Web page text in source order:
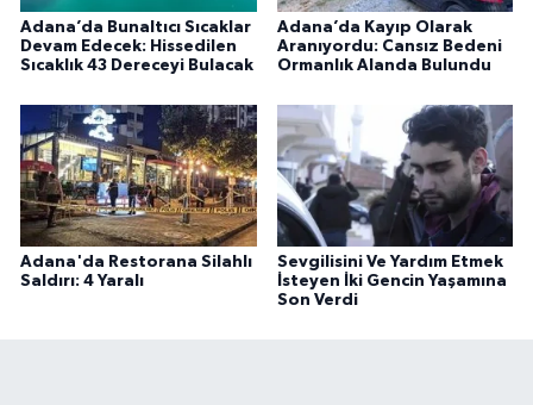
Adana’da Bunaltıcı Sıcaklar
Devam Edecek: Hissedilen
Sıcaklık 43 Dereceyi Bulacak
Adana’da Kayıp Olarak
Aranıyordu: Cansız Bedeni
Ormanlık Alanda Bulundu
Adana'da Restorana Silahlı
Saldırı: 4 Yaralı
Sevgilisini Ve Yardım Etmek
İsteyen İki Gencin Yaşamına
Son Verdi